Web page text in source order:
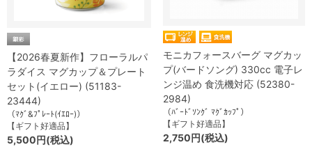
【2026春夏新作】フローラルパ
ラダイス マグカップ＆プレート
セット(イエロー) (51183-
23444)
（ﾏｸﾞ&ﾌﾟﾚｰﾄ(ｲｴﾛｰ)）
【ギフト好適品】
5,500円(税込)
モニカフォースバーグ マグカッ
プ(バードソング) 330cc 電子レ
ンジ温め 食洗機対応 (52380-
2984)
（ﾊﾞｰﾄﾞｿﾝｸﾞ ﾏｸﾞｶｯﾌﾟ）
【ギフト好適品】
2,750円(税込)